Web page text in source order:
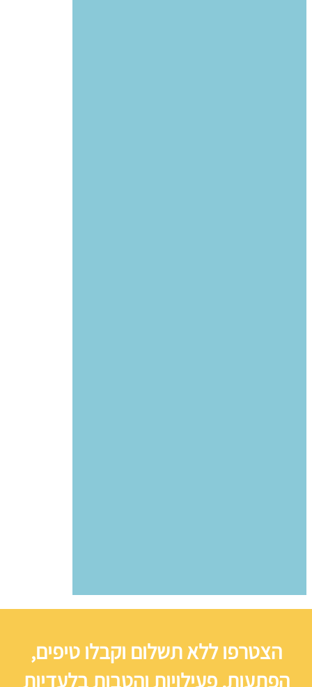
הצטרפו ללא תשלום וקבלו טיפים,
הפתעות, פעילויות והטבות בלעדיות